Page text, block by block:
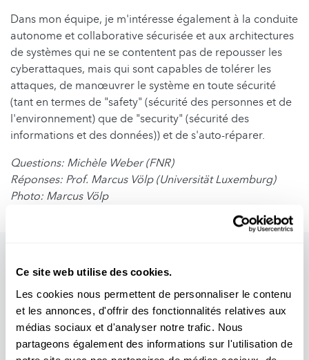
Ce site web utilise des cookies.
Les cookies nous permettent de personnaliser le contenu
et les annonces, d'offrir des fonctionnalités relatives aux
médias sociaux et d'analyser notre trafic. Nous
partageons également des informations sur l'utilisation de
Dans mon équipe, je m'intéresse également à la conduite
autonome et collaborative sécurisée et aux architectures
de systèmes qui ne se contentent pas de repousser les
cyberattaques, mais qui sont capables de tolérer les
attaques, de manœuvrer le système en toute sécurité
(tant en termes de "safety" (sécurité des personnes et de
l'environnement) que de "security" (sécurité des
informations et des données)) et de s'auto-réparer.
Questions: Michèle Weber (FNR)
Réponses: Prof. Marcus Völp (Universität Luxemburg)
Photo: Marcus Völp